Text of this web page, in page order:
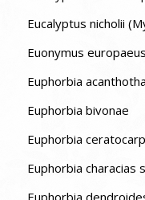
Eucalyptus nicholii
Euonymus
Euphorbia
Euphorbia bivonae
Euphorbia
Euphorbia characias